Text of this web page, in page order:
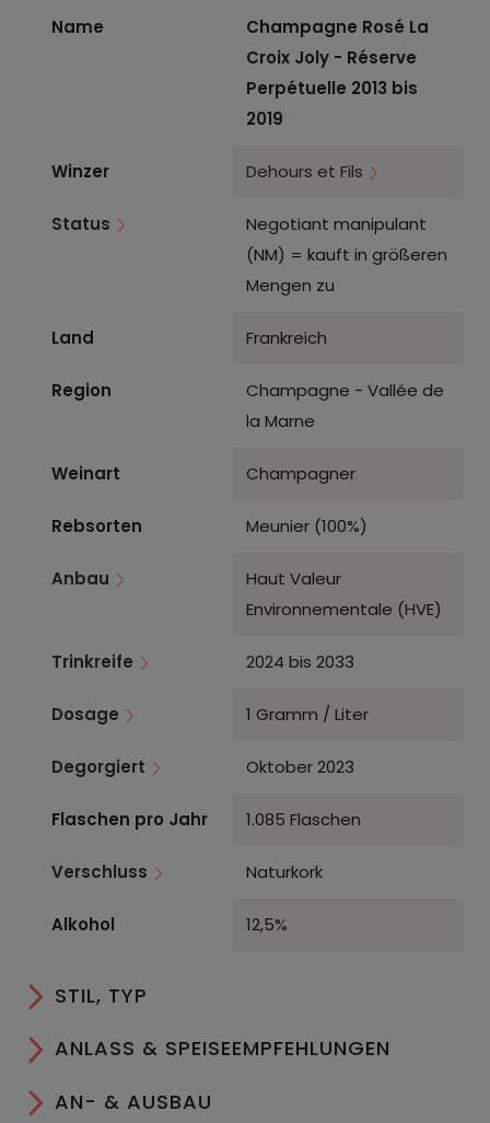
Name
Champagne Rosé La
Croix Joly - Réserve
Perpétuelle 2013 bis
2019
Winzer Dehours et Fils
Status
Negotiant manipulant
(NM) = kauft in größeren
Mengen zu
Land Frankreich
Region
Champagne - Vallée de
la Marne
Weinart Champagner
Rebsorten Meunier (100%)
Anbau
Haut Valeur
Environnementale (HVE)
Trinkreife 2024 bis 2033
Dosage 1 Gramm / Liter
Degorgiert Oktober 2023
Flaschen pro Jahr 1.085 Flaschen
Verschluss Naturkork
Alkohol 12,5%
STIL, TYP
ANLASS & SPEISEEMPFEHLUNGEN
AN- & AUSBAU